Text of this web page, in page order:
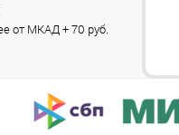
от МКАД + 70 руб.